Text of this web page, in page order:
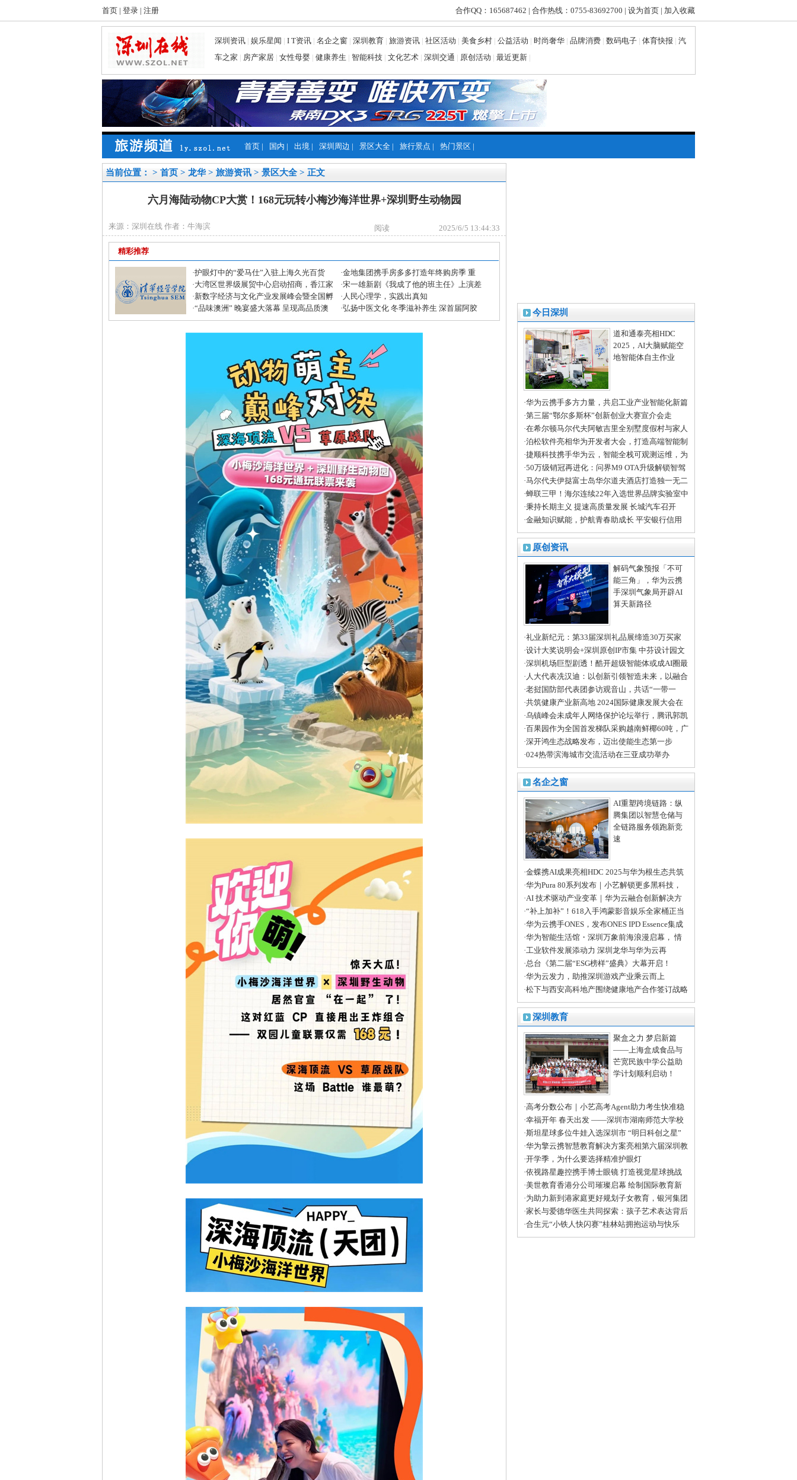
合作QQ：165687462 | 合作热线：0755-83692700 | 设为首页 | 加入收藏
首页 | 登录 | 注册
深圳资讯 | 娱乐星闻 | I T资讯 | 名企之窗 | 深圳教育 | 旅游资讯 | 社区活动 | 美食乡村 | 公益活动 | 时尚奢华 | 品牌消费 | 数码电子 | 体育快报 | 汽
车之家 | 房产家居 | 女性母婴 | 健康养生 | 智能科技 | 文化艺术 | 深圳交通 | 原创活动 | 最近更新 |
首页 | 国内 | 出境 | 深圳周边 | 景区大全 | 旅行景点 | 热门景区 |
今日深圳
道和通泰亮相HDC
2025，AI大脑赋能空
地智能体自主作业
·华为云携手多方力量，共启工业产业智能化新篇
章
·第三届“鄂尔多斯杯”创新创业大赛宣介会走
进“创新之都”深圳、“北国春城”长春
·在希尔顿马尔代夫阿敏吉里全别墅度假村与家人
一起庆祝假期时光
·泊松软件亮相华为开发者大会，打造高端智能制
造全场景解决方案
·捷顺科技携手华为云，智能全栈可观测运维，为
智慧停车系统保驾护航
·50万级销冠再进化：问界M9 OTA升级解锁智驾
全场景无断点通行
·马尔代夫伊挞富士岛华尔道夫酒店打造独一无二
法拉利定制体验
·蝉联三甲！海尔连续22年入选世界品牌实验室中
国500最具价值品牌
·秉持长期主义 提速高质量发展 长城汽车召开
2024年年度股东大会交流会
·金融知识赋能，护航青春助成长 平安银行信用
卡中心为深圳技术大学学子上好金融“必修课”
原创资讯
解码气象预报「不可
能三角」，华为云携
手深圳气象局开辟AI
算天新路径
·礼业新纪元：第33届深圳礼品展缔造30万买家
的全球商贸盛宴
·设计大奖说明会+深圳原创IP市集 中芬设计园文
博会分会场亮点纷呈
·深圳机场巨型剧透！酷开超级智能体或成AI圈最
大变量
· 人大代表冼汉迪：以创新引领智造未来，以融合
共进发展新质生产力
·老挝国防部代表团参访观音山，共话“一带一
路”新发展
·共筑健康产业新高地 2024国际健康发展大会在
长沙举行
·乌镇峰会未成年人网络保护论坛举行，腾讯郭凯
天：多方共治护航未成年人成长
·百果园作为全国首发梯队采购越南鲜椰60吨，广
深门店开售在即
·深开鸿生态战略发布，迈出使能生态第一步
·024热带滨海城市交流活动在三亚成功举办
名企之窗
AI重塑跨境链路：纵
腾集团以智慧仓储与
全链路服务领跑新竞
速
·金蝶携AI成果亮相HDC 2025与华为根生态共筑
AI新未来
·华为Pura 80系列发布｜小艺解锁更多黑科技，
边看边聊边思考
·AI 技术驱动产业变革｜华为云融合创新解决方
案，助力龙岗工业智能化升级
·“补上加补”！618入手鸿蒙影音娱乐全家桶正当
时
·华为云携手ONES，发布ONES IPD Essence集成
产品研发精要解决方案
·华为智能生活馆・深圳万象前海浪漫启幕， 情
人节“圳”好遇见你！
·工业软件发展添动力 深圳龙华与华为云再
聚“首”
·总台《第二届“ESG榜样”盛典》大幕开启！
·华为云发力，助推深圳游戏产业乘云而上
·松下与西安高科地产围绕健康地产合作签订战略
合作协议
深圳教育
聚盒之力 梦启新篇
——上海盒成食品与
芒宽民族中学公益助
学计划顺利启动！
·高考分数公布｜小艺高考Agent助力考生快准稳
填报目标院校和专业
·幸福开年 春天出发 ——深圳市湖南师范大学校
友会2025新春开年庆成功举办
·斯坦星球多位牛娃入选深圳市 “明日科创之星”
市级推荐名单
·华为擎云携智慧教育解决方案亮相第六届深圳教
育装备博览会
·开学季，为什么要选择精准护眼灯
·依视路星趣控携手博士眼镜 打造视觉星球挑战
科普体验日深圳站活动
·美世教育香港分公司璀璨启幕 绘制国际教育新
蓝图
·为助力新到港家庭更好规划子女教育，银河集团
联名帆书推出线下教育沙龙
·家长与爱德华医生共同探索：孩子艺术表达背后
的情感世界
·合生元“小铁人快闪赛”桂林站拥抱运动与快乐
当前位置： > 首页 > 龙华> 旅游资讯 > 景区大全> 正文
六月海陆动物CP大赏！168元玩转小梅沙海洋世界+深圳野生动物园
阅读 2025/6/5 13:44:33
来源：深圳在线 作者：牛海滨
精彩推荐
·护眼灯中的“爱马仕”入驻上海久光百货 ·金地集团携手房多多打造年终购房季 重
磅优惠助力美好生活
·大湾区世界级展贸中心启动招商，香江家
居打造建材家居业“东方米兰展”
·宋一雄新剧《我成了他的班主任》上演差
生逆袭
·新数字经济与文化产业发展峰会暨全国孵
化中心年度盛典圆满收官
· 人民心理学，实践出真知
·“品味澳洲” 晚宴盛大落幕 呈现高品质澳
式美味
·弘扬中医文化 冬季滋补养生 深首届阿胶
滋补节掀起鹏城养生潮